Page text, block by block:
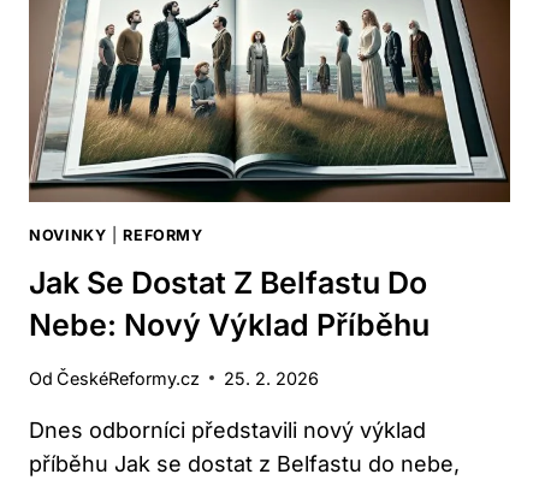
NOVINKY |REFORMY
Jak Se Dostat Z Belfastu Do
Nebe: Nový Výklad Příběhu
Od ČeskéReformy.cz 25. 2. 2026
Dnes odborníci představili nový výklad
příběhu Jak se dostat z Belfastu do nebe,